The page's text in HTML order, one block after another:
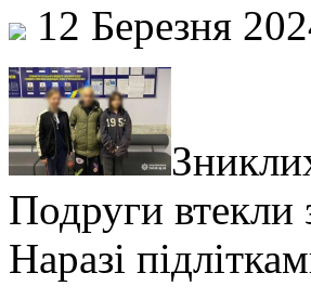
12 Березня
Подруги втекли
Наразі